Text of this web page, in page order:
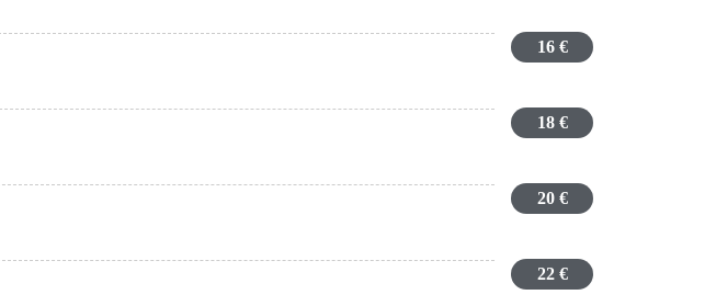
16 €
18 €
20 €
22 €